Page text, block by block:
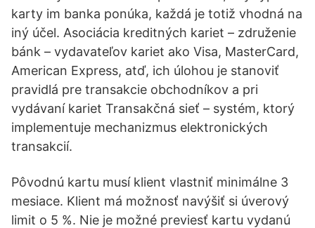
karty im banka ponúka, každá je totiž vhodná na
iný účel. Asociácia kreditných kariet – združenie
bánk – vydavateľov kariet ako Visa, MasterCard,
American Express, atď, ich úlohou je stanoviť
pravidlá pre transakcie obchodníkov a pri
vydávaní kariet Transakčná sieť – systém, ktorý
implementuje mechanizmus elektronických
transakcií.
Pôvodnú kartu musí klient vlastniť minimálne 3
mesiace. Klient má možnosť navýšiť si úverový
limit o 5 %. Nie je možné previesť kartu vydanú